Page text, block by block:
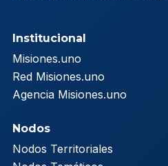
Institucional
Misiones.uno
Red Misiones.uno
Agencia Misiones.uno
Nodos
Nodos Territoriales